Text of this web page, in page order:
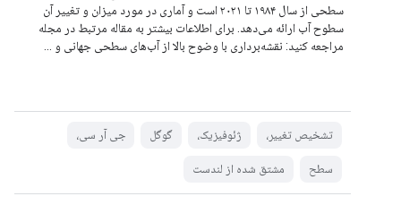
سطحی از سال ۱۹۸۴ تا ۲۰۲۱ است و آماری در مورد میزان و تغییر آن
سطوح آب ارائه می‌دهد. برای اطلاعات بیشتر به مقاله مرتبط در مجله
مراجعه کنید: نقشه‌برداری با وضوح بالا از آب‌های سطحی جهانی و ...
تشخیص تغییر، ژئوفیزیک، گوگل جی آر سی،
سطح مشتق شده از لندست